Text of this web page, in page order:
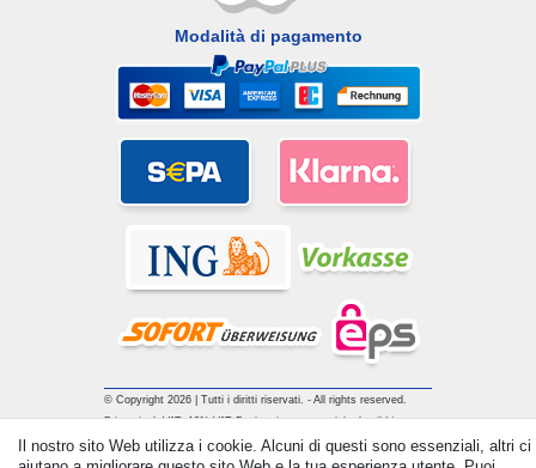
Modalità di pagamento
© Copyright 2026 | Tutti i diritti riservati. - All rights reserved.
Prices incl. VAT. 19% VAT Basic prices see article detail | *
Applies to deliveries to the UK!
Il nostro sito Web utilizza i cookie. Alcuni di questi sono essenziali, altri ci